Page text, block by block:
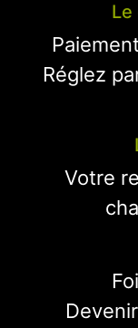
Le
Réglez
Votre